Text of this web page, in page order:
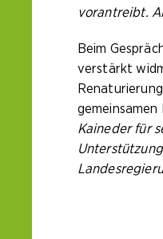
vorantreibt.
Beim
verstärkt
Kaineder für